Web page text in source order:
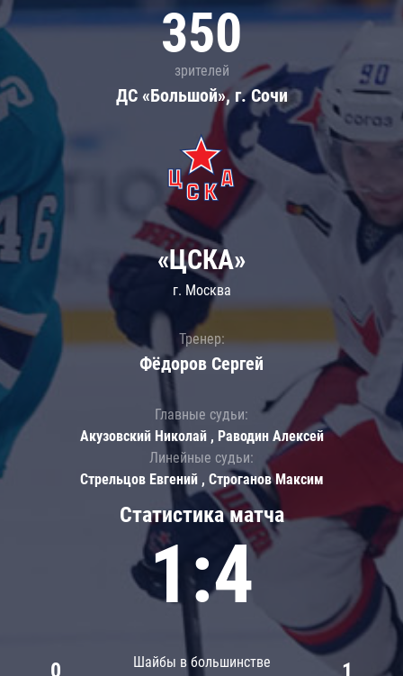
350
зрителей
ДС «Большой», г. Сочи
Статистика матча
1:4
Шайбы в большинстве
0 1
«ЦСКА»
г. Москва
Тренер:
Фёдоров Сергей
Главные судьи:
Акузовский Николай , Раводин Алексей
Линейные судьи:
Стрельцов Евгений , Строганов Максим